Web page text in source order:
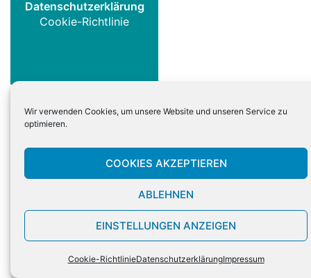
Wir verwenden Cookies, um unsere Website und unseren Service zu
optimieren.
COOKIES AKZEPTIEREN
ABLEHNEN
EINSTELLUNGEN ANZEIGEN
Cookie-RichtlinieDatenschutzerklärungImpressum
Datenschutzerklärung
Cookie-Richtlinie